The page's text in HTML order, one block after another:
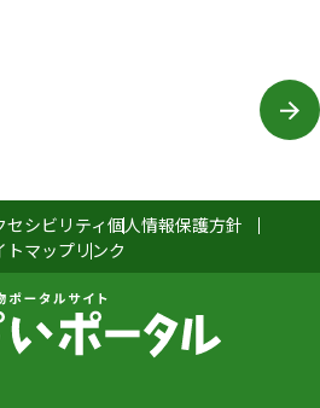
セシビリティ個人情報保護方針
トマップリンク